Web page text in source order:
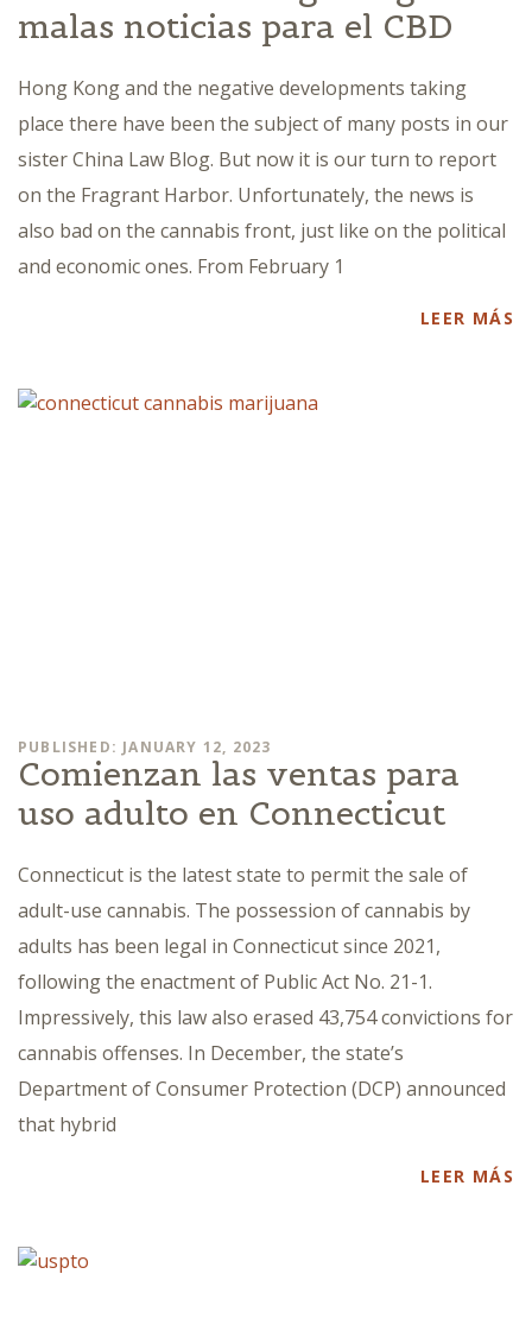
malas noticias para el CBD
Hong Kong and the negative developments taking
place there have been the subject of many posts in our
sister China Law Blog. But now it is our turn to report
on the Fragrant Harbor. Unfortunately, the news is
also bad on the cannabis front, just like on the political
and economic ones. From February 1
LEER MÁS
PUBLISHED: JANUARY 12, 2023
Comienzan las ventas para
uso adulto en Connecticut
Connecticut is the latest state to permit the sale of
adult-use cannabis. The possession of cannabis by
adults has been legal in Connecticut since 2021,
following the enactment of Public Act No. 21-1.
Impressively, this law also erased 43,754 convictions for
cannabis offenses. In December, the state’s
Department of Consumer Protection (DCP) announced
that hybrid
LEER MÁS